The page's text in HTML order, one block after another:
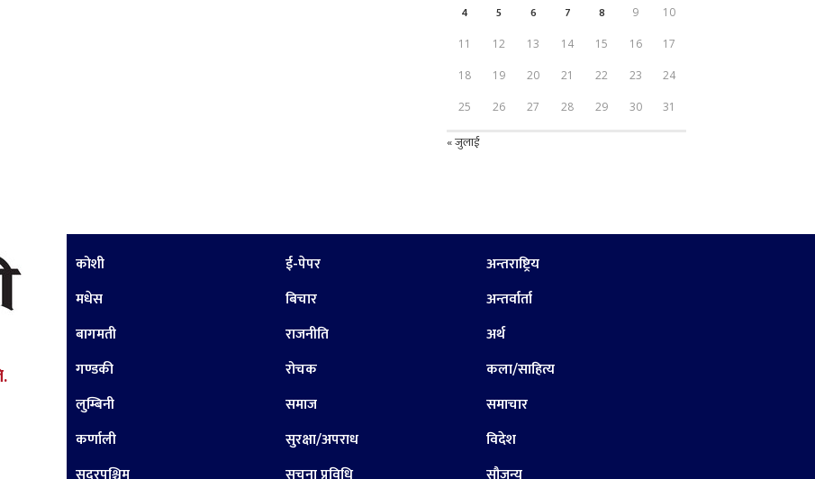
4
5 6 7 8 9 10
11 12 13 14 15 16 17
18 19 20 21 22 23 24
25 26 27 28 29 30 31
« जुलाई
कोशी
मधेस
बागमती
गण्डकी
लुम्बिनी
कर्णाली
ई-पेपर
बिचार
राजनीति
रोचक
समाज
सुरक्षा/अपराध
अन्तराष्ट्रिय
अन्तर्वार्ता
अर्थ
कला/साहित्य
समाचार
विदेश